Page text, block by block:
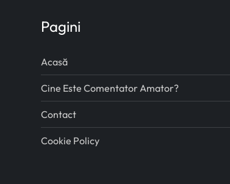
Pagini
Acasă
Cine Este Comentator Amator?
Contact
Cookie Policy